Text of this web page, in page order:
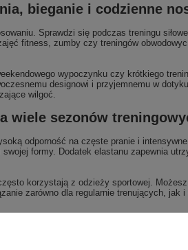
bieganie i codzienne
Sprawdzi się podczas treningu
fitness, zumby czy treningów
wypoczynku czy krótkiego
designowi i przyjemnemu w
wilgoć.
wiele sezonów
odporność na częste pranie i
formy. Dodatek elastanu zapewnia
korzystają z odzieży sportowej.
zarówno dla regularnie trenujących,